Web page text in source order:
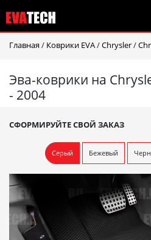
Главная / Коврики EVA/Chrysler/
Эва-коврики на
- 2004
СФОРМИРУЙТЕ СВОЙ ЗАКАЗ
Серый Бежевый